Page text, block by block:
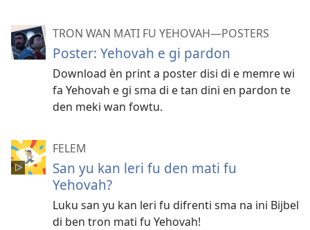
TRON WAN MATI FU YEHOVAH​—POSTERS
Poster: Yehovah e gi pardon
Download èn print a poster disi di e memre wi
fa Yehovah e gi sma di e tan dini en pardon te
den meki wan fowtu.
FELEM
San yu kan leri fu den mati fu
Yehovah?
Luku san yu kan leri fu difrenti sma na ini Bijbel
di ben tron mati fu Yehovah!